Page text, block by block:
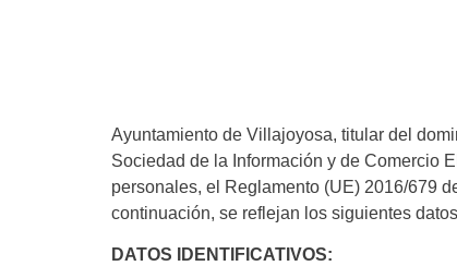
Ayuntamiento de Villajoyosa, titular del
Sociedad de la Información y de Comercio
personales, el Reglamento (UE) 2016/679
continuación, se reflejan los siguientes
DATOS IDENTIFICATIVOS: